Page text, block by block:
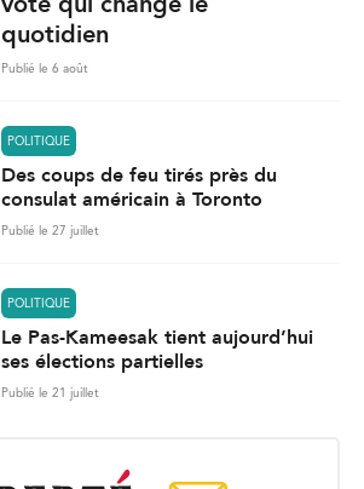
quotidien
Publié le 6 août
POLITIQUE
Des coups de feu tirés près du
consulat américain à Toronto
Publié le 27 juillet
POLITIQUE
Le Pas-Kameesak tient aujourd’hui
ses élections partielles
Publié le 21 juillet